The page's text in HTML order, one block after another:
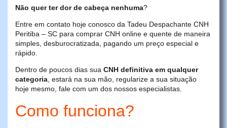
Não quer ter dor de cabeça nenhuma?
Entre em contato hoje conosco da Tadeu Despachante CNH
Peritiba – SC para comprar CNH online e quente de maneira
simples, desburocratizada, pagando um preço especial e
rápido.
Dentro de poucos dias sua CNH definitiva em qualquer
categoria, estará na sua mão, regularize a sua situação
hoje mesmo, fale com um dos nossos especialistas.
Como funciona?